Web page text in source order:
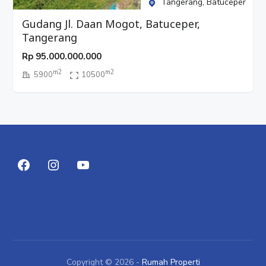
Gudang Jl. Daan Mogot, Batuceper,
Tangerang
Rp 95.000.000.000
5900m2 10500m2
Copyright © 2026 - Rumah Properti